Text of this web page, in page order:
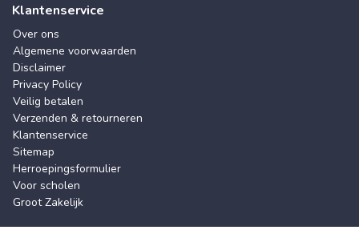
Klantenservice
Over ons
Algemene voorwaarden
Disclaimer
Privacy Policy
Veilig betalen
Verzenden & retourneren
Klantenservice
Sitemap
Herroepingsformulier
Voor scholen
Groot Zakelijk